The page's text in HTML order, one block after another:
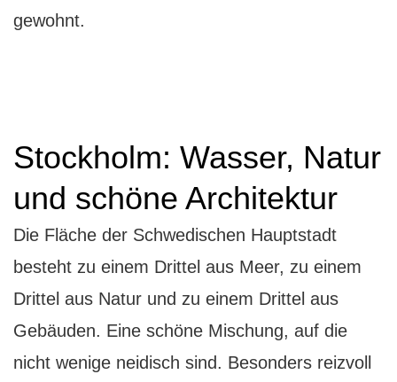
gewohnt.
Stockholm: Wasser, Natur
und schöne Architektur
Die Fläche der Schwedischen Hauptstadt
besteht zu einem Drittel aus Meer, zu einem
Drittel aus Natur und zu einem Drittel aus
Gebäuden. Eine schöne Mischung, auf die
nicht wenige neidisch sind. Besonders reizvoll